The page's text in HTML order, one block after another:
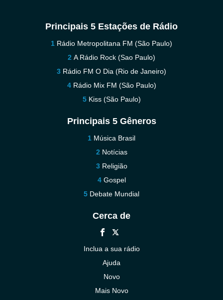
Principais 5 Estações de Rádio
Rádio Metropolitana FM (São Paulo)
A Rádio Rock (Sao Paulo)
Rádio FM O Dia (Rio de Janeiro)
Rádio Mix FM (São Paulo)
Kiss (São Paulo)
Principais 5 Gêneros
Música Brasil
Notícias
Religião
Gospel
Debate Mundial
Cerca de
Inclua a sua rádio
Ajuda
Novo
Mais Novo